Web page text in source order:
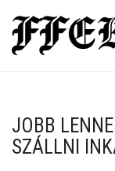
JOBB
SZÁLLNI